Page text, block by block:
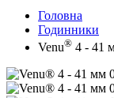
Головна
Годинники
Venu® 4 - 41